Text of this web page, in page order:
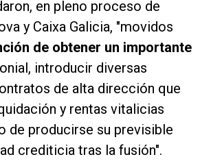
en pleno proceso de
y Caixa Galicia, "movidos
de obtener un importante
introducir diversas
de alta dirección que
y rentas vitalicias
de producirse su previsible
crediticia tras la fusión".